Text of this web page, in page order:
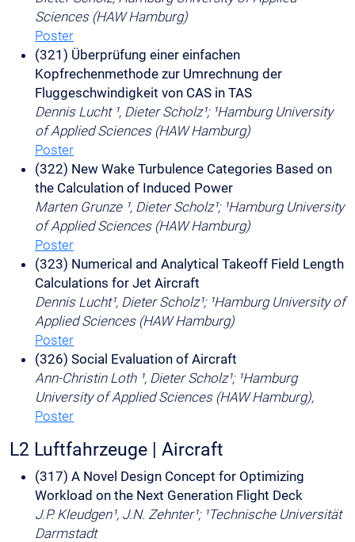
Sciences (HAW Hamburg)
Poster
(321) Überprüfung einer einfachen
Kopfrechenmethode zur Umrechnung der
Fluggeschwindigkeit von CAS in TAS
Dennis Lucht ¹, Dieter Scholz¹; ¹Hamburg University
of Applied Sciences (HAW Hamburg)
Poster
(322) New Wake Turbulence Categories Based on
the Calculation of Induced Power
Marten Grunze ¹, Dieter Scholz¹; ¹Hamburg University
of Applied Sciences (HAW Hamburg)
Poster
(323) Numerical and Analytical Takeoff Field Length
Calculations for Jet Aircraft
Dennis Lucht¹, Dieter Scholz¹; ¹Hamburg University of
Applied Sciences (HAW Hamburg)
Poster
(326) Social Evaluation of Aircraft
Ann-Christin Loth ¹, Dieter Scholz¹; ¹Hamburg
University of Applied Sciences (HAW Hamburg),
Poster
L2 Luftfahrzeuge | Aircraft
(317) A Novel Design Concept for Optimizing
Workload on the Next Generation Flight Deck
J.P. Kleudgen¹, J.N. Zehnter¹; ¹Technische Universität
Darmstadt